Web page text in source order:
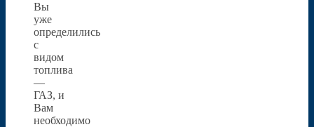
Вы
уже
определились
с
видом
топлива
—
ГАЗ, и
Вам
необходимо